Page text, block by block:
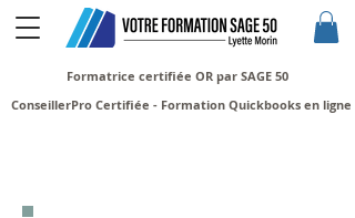
Formatrice certifiée OR par SAGE 50
ConseillerPro Certifiée - Formation Quickbooks en ligne